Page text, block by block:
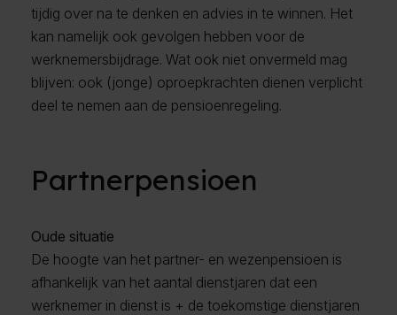
tijdig over na te denken en advies in te winnen. Het
kan namelijk ook gevolgen hebben voor de
werknemersbijdrage. Wat ook niet onvermeld mag
blijven: ook (jonge) oproepkrachten dienen verplicht
deel te nemen aan de pensioenregeling.
Partnerpensioen
Oude situatie
De hoogte van het partner- en wezenpensioen is
afhankelijk van het aantal dienstjaren dat een
werknemer in dienst is + de toekomstige dienstjaren